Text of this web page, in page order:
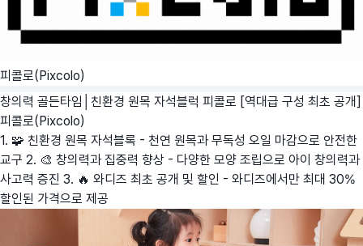
피콜로(Pixcolo)
창의력 골든타임│친환경 원목 자석블럭 피콜로 [역대급 구성 최초 공개]
피콜로(Pixcolo)
1. 🧩 친환경 원목 자석블록 - 천연 원목과 무독성 오일 마감으로 안전한
교구 2. 🎨 창의력과 집중력 향상 - 다양한 모양 조립으로 아이 창의력과
사고력 증진 3. 🔥 와디즈 최초 공개 및 할인 - 와디즈에서만 최대 30%
할인된 가격으로 제공